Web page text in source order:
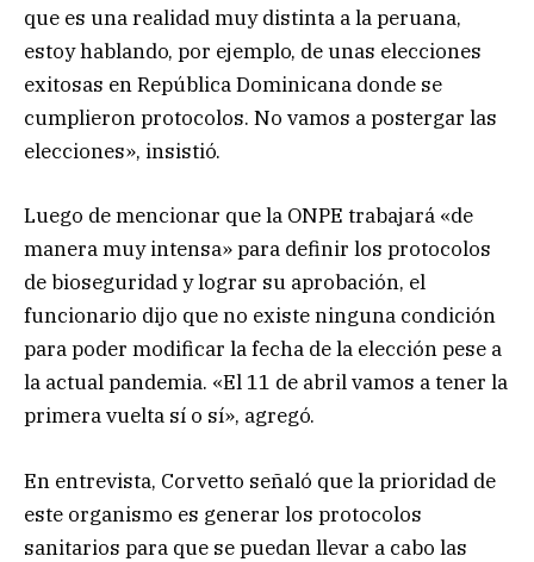
que es una realidad muy distinta a la peruana,
estoy hablando, por ejemplo, de unas elecciones
exitosas en República Dominicana donde se
cumplieron protocolos. No vamos a postergar las
elecciones», insistió.
Luego de mencionar que la ONPE trabajará «de
manera muy intensa» para definir los protocolos
de bioseguridad y lograr su aprobación, el
funcionario dijo que no existe ninguna condición
para poder modificar la fecha de la elección pese a
la actual pandemia. «El 11 de abril vamos a tener la
primera vuelta sí o sí», agregó.
En entrevista, Corvetto señaló que la prioridad de
este organismo es generar los protocolos
sanitarios para que se puedan llevar a cabo las